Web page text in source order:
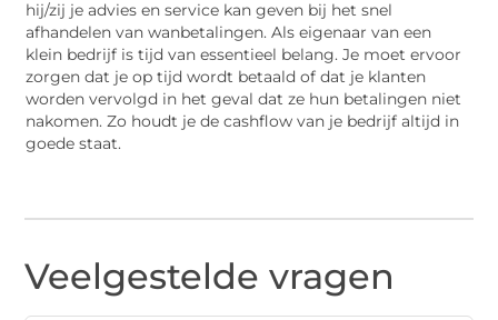
hij/zij je advies en service kan geven bij het snel
afhandelen van wanbetalingen. Als eigenaar van een
klein bedrijf is tijd van essentieel belang. Je moet ervoor
zorgen dat je op tijd wordt betaald of dat je klanten
worden vervolgd in het geval dat ze hun betalingen niet
nakomen. Zo houdt je de cashflow van je bedrijf altijd in
goede staat.
Veelgestelde vragen